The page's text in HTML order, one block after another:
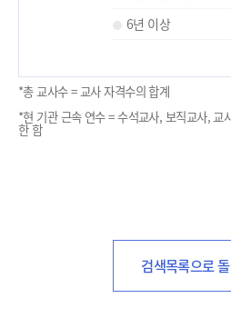
6년 이상
*총 교사수 = 교사 자격수의 합계
*현 기관 근속 연수 = 수석교사, 보직교사, 교
한 함
검색목록으로